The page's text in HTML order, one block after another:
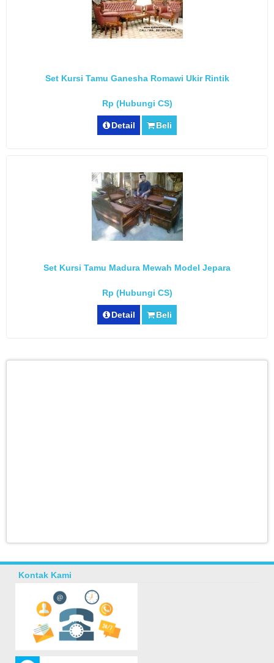
Set Kursi Tamu Ganesha Romawi Ukir Rintik
Rp (Hubungi CS)
Detail Beli
Set Kursi Tamu Madura Mewah Model Jepara
Rp (Hubungi CS)
Detail Beli
Kontak Kami